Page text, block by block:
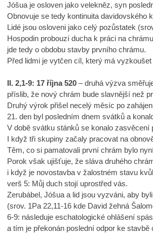
Jóšua je osloven jako velekněz, syn
Obnovuje se tedy kontinuita davidovského
Lidé jsou osloveni jako celý pozůstatek
Hospodin probouzí ducha k práci na
jde tedy o obdobu stavby prvního chrámu.
Před lidmi je vytčen cíl, který má
II. 2,1-9: 17 října 520 – druhá výzva
příslib, že nový chrám bude slavnější než
Druhý výrok přišel necelý měsíc po
21. den byl posledním dnem svátků a
V době svátku stánků se konalo zasvěcení
I když tři skupiny začaly pracovat na
Těm, co si pamatovali první chrám bylo
Porok však ujišťuje, že sláva druhého
i když je novostavba v žalostném stavu
verš 5: Můj duch stojí uprostřed vás.
Zerubábel, Jóšua a lid jsou vyzváni, aby
(srov. 1Pa 22,11-16 kde David žehná
6-9: následuje eschatologické ohlášení
a tím je překonán poslední odpor ke stavbě